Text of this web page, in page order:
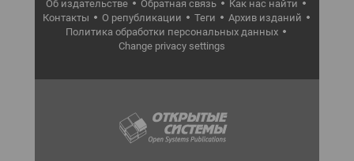
Об издательстве Обратная связь
Как нас найти
Контакты
О републикации Теги
Архив изданий
Политика обработки персональных данных
Change privacy settings